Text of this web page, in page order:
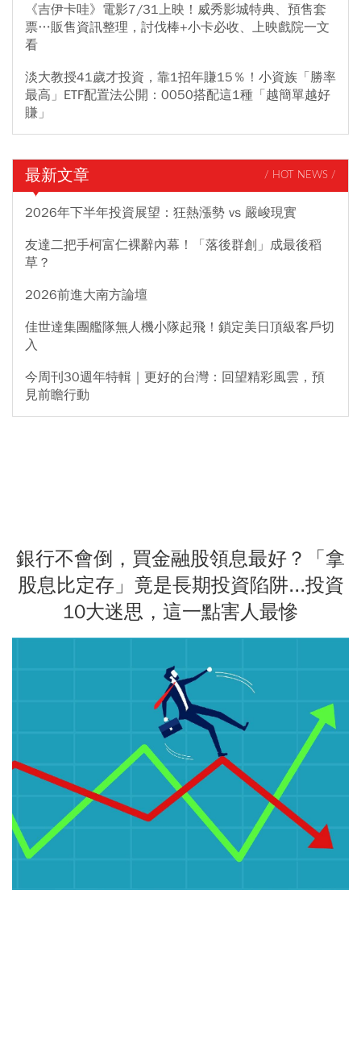
《吉伊卡哇》電影7/31上映！威秀影城特典、預售套
票…販售資訊整理，討伐棒+小卡必收、上映戲院一文
看
淡大教授41歲才投資，靠1招年賺15％！小資族「勝率
最高」ETF配置法公開：0050搭配這1種「越簡單越好
賺」
最新文章 / HOT NEWS /
2026年下半年投資展望：狂熱漲勢 vs 嚴峻現實
友達二把手柯富仁裸辭內幕！「落後群創」成最後稻
草？
2026前進大南方論壇
佳世達集團艦隊無人機小隊起飛！鎖定美日頂級客戶切
入
今周刊30週年特輯｜更好的台灣：回望精彩風雲，預
見前瞻行動
銀行不會倒，買金融股領息最好？「拿
股息比定存」竟是長期投資陷阱...投資
10大迷思，這一點害人最慘